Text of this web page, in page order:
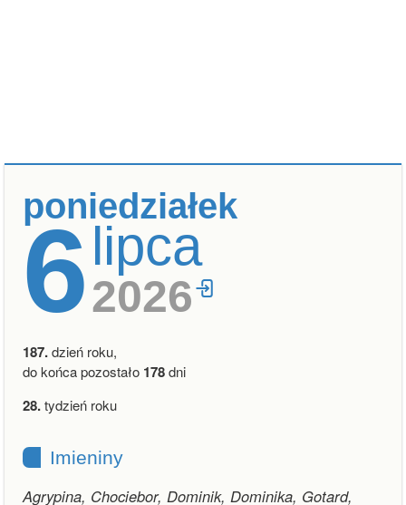
poniedziałek
6lipca
2026
187.dzień roku,
do końca pozostało 178dni
28.tydzień roku
Imieniny
Agrypina, Chociebor, Dominik, Dominika, Gotard,